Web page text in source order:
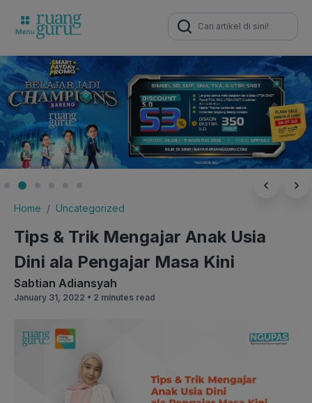
Search
for:
Home Uncategorized
Tips & Trik Mengajar Anak Usia
Dini ala Pengajar Masa Kini
Sabtian Adiansyah
January 31, 2022 • 2 minutes read